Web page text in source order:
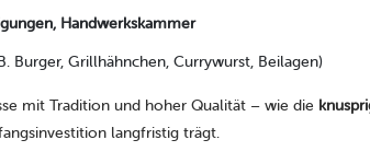
Handwerkskammer
Burger, Grillhähnchen, Currywurst, Beilagen)
mit Tradition und hoher Qualität – wie die
langfristig trägt.